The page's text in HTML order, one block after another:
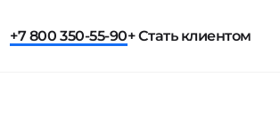
+7 800 350-55-90+ Стать клиентом